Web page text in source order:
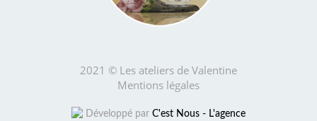
2021 © Les ateliers de Valentine
Mentions légales
Développé par C'est Nous - L'agence